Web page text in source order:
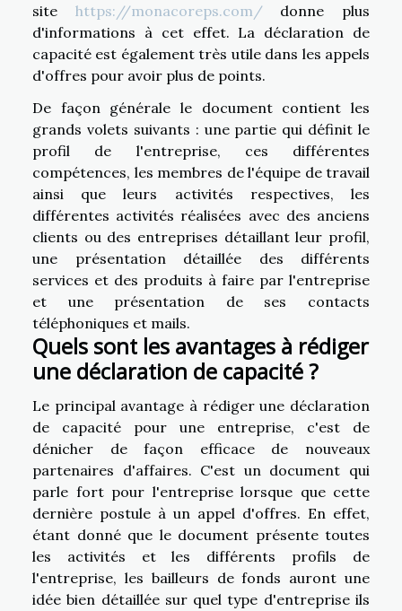
site https://monacoreps.com/donne plus
d'informations à cet effet. La déclaration de
capacité est également très utile dans les appels
d'offres pour avoir plus de points.
De façon générale le document contient les
grands volets suivants : une partie qui définit le
profil de l'entreprise, ces différentes
compétences, les membres de l'équipe de travail
ainsi que leurs activités respectives, les
différentes activités réalisées avec des anciens
clients ou des entreprises détaillant leur profil,
une présentation détaillée des différents
services et des produits à faire par l'entreprise
et une présentation de ses contacts
téléphoniques et mails.
Quels sont les avantages à rédiger
une déclaration de capacité ?
Le principal avantage à rédiger une déclaration
de capacité pour une entreprise, c'est de
dénicher de façon efficace de nouveaux
partenaires d'affaires. C'est un document qui
parle fort pour l'entreprise lorsque que cette
dernière postule à un appel d'offres. En effet,
étant donné que le document présente toutes
les activités et les différents profils de
l'entreprise, les bailleurs de fonds auront une
idée bien détaillée sur quel type d'entreprise ils